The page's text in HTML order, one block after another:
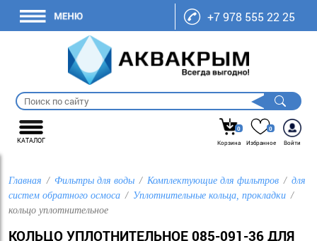
+7 978 555 22 25
КАТАЛОГ
0
Корзина
0
Избранное
Войти
Главная Фильтры для воды Комплектующие для фильтров
для
систем обратного осмоса
Уплотнительные кольца, прокладки
кольцо уплотнительное
КОЛЬЦО УПЛОТНИТЕЛЬНОЕ 085-091-36 ДЛЯ